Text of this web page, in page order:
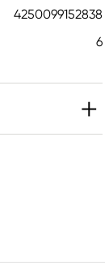
4250099152838
6